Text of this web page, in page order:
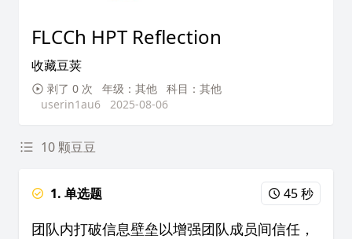
FLCCh HPT Reflection
收藏豆荚
剥了 0 次 年级：其他
科目：其他
userin1au6
2025-08-06
10 颗豆豆
1. 单选题 45 秒
团队内打破信息壁垒以增强团队成员间信任，